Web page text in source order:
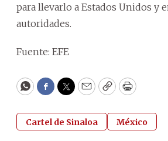
para llevarlo a Estados Unidos y
autoridades.
Fuente: EFE
WhatsApp
Facebook
Twitter
EmailCopyPrint
Cartel de Sinaloa México